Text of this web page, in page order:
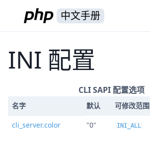
中文手册
INI 配置
CLI SAPI 配置选项
名字 默认 可修改范围
cli_server.color "0" INI_ALL